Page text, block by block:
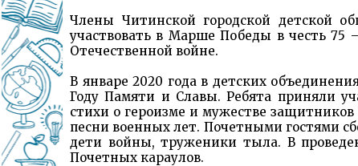
Члены Читинской городской детской
участвовать в Марше Победы в честь 75
Отечественной войне.
В январе 2020 года в детских
Году Памяти и Славы. Ребята приняли
стихи о героизме и мужестве
песни военных лет. Почетными гостями
дети войны, труженики тыла. В
Почетных караулов.